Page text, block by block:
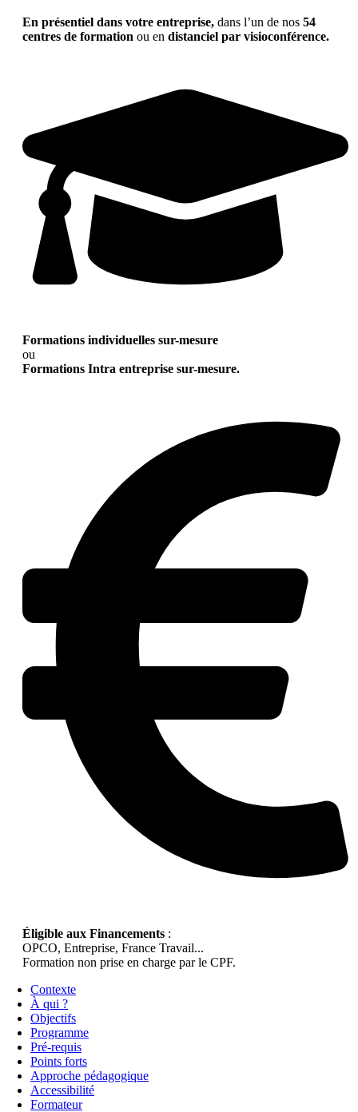
En présentiel dans votre entreprise, dans l’un de nos 54
centres de formation ou en distanciel par visioconférence.
Formations individuelles sur-mesure
ou
Formations Intra entreprise sur-mesure.
Éligible aux Financements :
OPCO, Entreprise, France Travail...
Formation non prise en charge par le CPF.
Contexte
À qui ?
Objectifs
Programme
Pré-requis
Points forts
Approche pédagogique
Accessibilité
Formateur